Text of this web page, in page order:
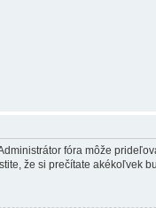
fóra môže
že si prečítate akékoľvek